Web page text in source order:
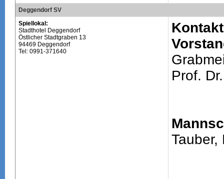
Deggendorf SV
Spiellokal:
Stadthotel Deggendorf
Östlicher Stadtgraben 13
94469 Deggendorf
Tel: 0991-371640
Prof. Dr.
Tauber,